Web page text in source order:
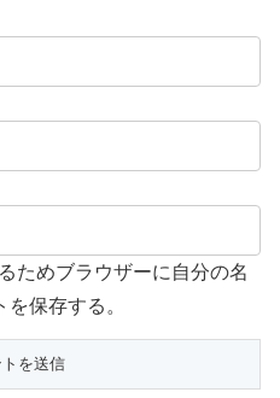
ためブラウザーに自分の名
保存する。